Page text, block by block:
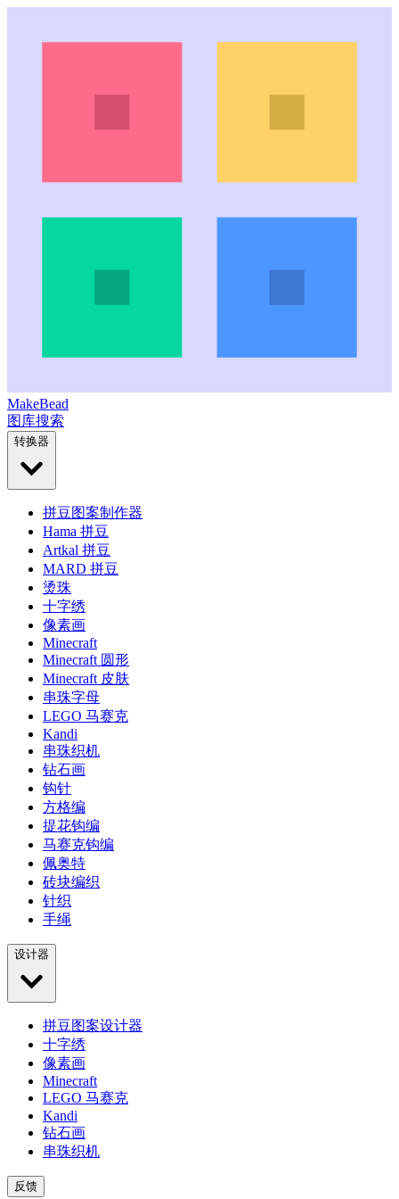
MakeBead
图库搜索
转换器
拼豆图案制作器
Hama 拼豆
Artkal 拼豆
MARD 拼豆
烫珠
十字绣
像素画
Minecraft
Minecraft 圆形
Minecraft 皮肤
串珠字母
LEGO 马赛克
Kandi
串珠织机
钻石画
钩针
方格编
提花钩编
马赛克钩编
佩奥特
砖块编织
针织
手绳
设计器
拼豆图案设计器
十字绣
像素画
Minecraft
LEGO 马赛克
Kandi
钻石画
串珠织机
反馈